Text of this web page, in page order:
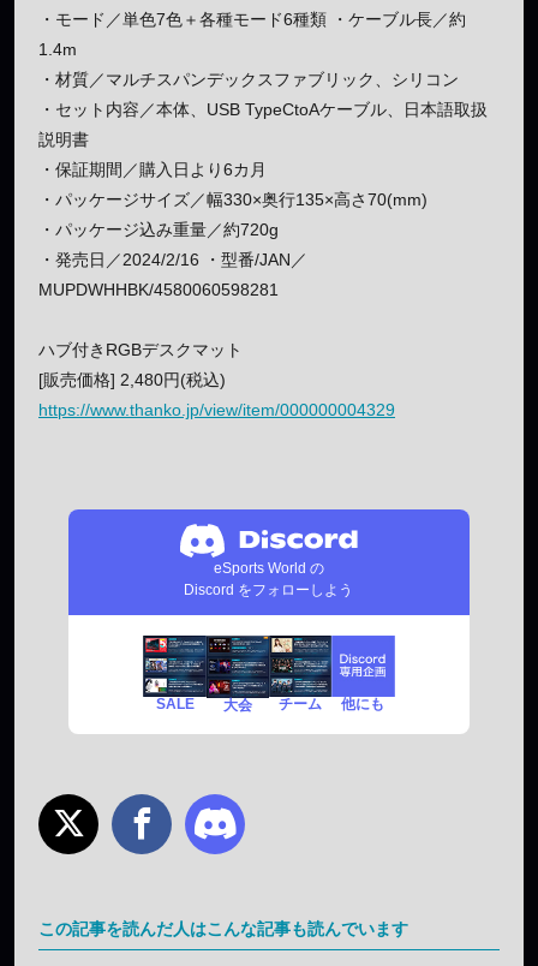
・モード／単色7色＋各種モード6種類 ・ケーブル長／約
1.4m
・材質／マルチスパンデックスファブリック、シリコン
・セット内容／本体、USB TypeCtoAケーブル、日本語取扱
説明書
・保証期間／購入日より6カ月
・パッケージサイズ／幅330×奥行135×高さ70(mm)
・パッケージ込み重量／約720g
・発売日／2024/2/16 ・型番/JAN／
MUPDWHHBK/4580060598281
ハブ付きRGBデスクマット
[販売価格] 2,480円(税込)
https://www.thanko.jp/view/item/000000004329
eSports World の
Discord をフォローしよう
SALE 大会 チーム 他にも
この記事を読んだ人はこんな記事も読んでいます